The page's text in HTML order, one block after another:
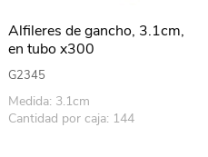
Alfileres de gancho, 3.1cm,
en tubo x300
G2345
Medida: 3.1cm
Cantidad por caja: 144